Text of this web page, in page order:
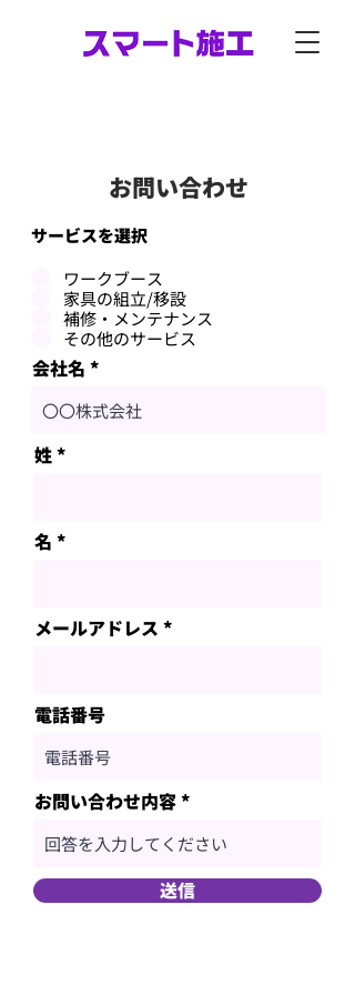
お問い合わせ
サービスを選択
ワークブース
家具の組立/移設
補修・メンテナンス
その他のサービス
会社名
姓
名
メールアドレス
電話番号
お問い合わせ内容
送信